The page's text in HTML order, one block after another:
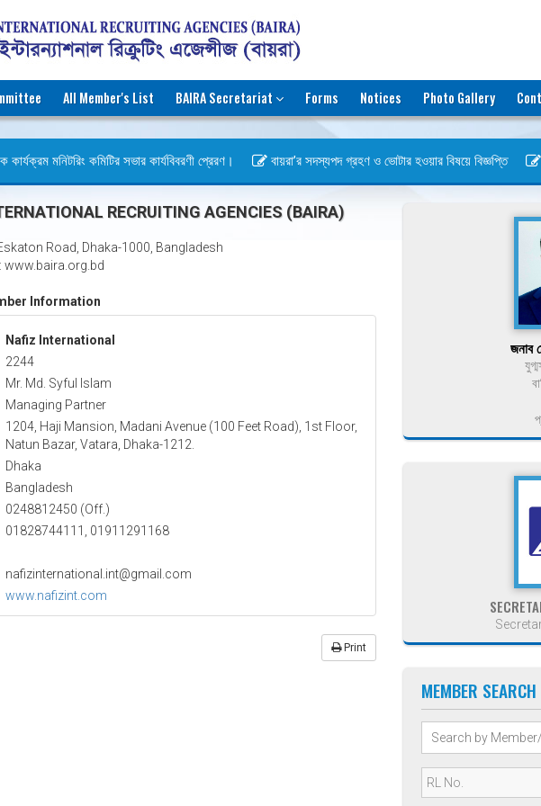
All Member's List BAIRA Secretariat Forms Notices Photo Gallery
মনিটরিং কমিটির সভার কার্যবিবরণী প্রেরণ। বায়রা’র সদস্যপদ গ্রহণ ও ভোটার হওয়ার বিষয়ে বিজ্ঞপ্তি
RECRUITING AGENCIES (BAIRA)
Road, Dhaka-1000, Bangladesh
www.baira.org.bd
Information
Nafiz International
2244
Mr. Md. Syful Islam
Managing Partner
1204, Haji Mansion, Madani Avenue (100 Feet Road), 1st Floor,
Natun Bazar, Vatara, Dhaka-1212.
Dhaka
Bangladesh
0248812450 (Off.)
01828744111, 01911291168
nafizinternational.int@gmail.com
www.nafizint.com
Print
জনাব
MEMBER SEARCH